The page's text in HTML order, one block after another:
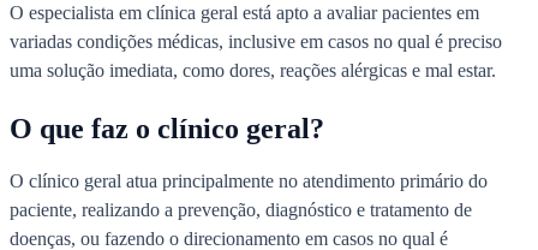
O especialista em clínica geral está apto a avaliar pacientes em
variadas condições médicas, inclusive em casos no qual é preciso
uma solução imediata, como dores, reações alérgicas e mal estar.
O que faz o clínico geral?
O clínico geral atua principalmente no atendimento primário do
paciente, realizando a prevenção, diagnóstico e tratamento de
doenças, ou fazendo o direcionamento em casos no qual é